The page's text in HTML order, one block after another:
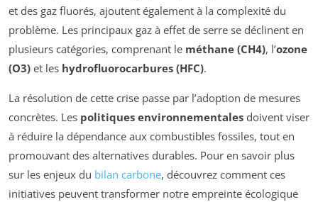
et des gaz fluorés, ajoutent également à la complexité du
problème. Les principaux gaz à effet de serre se déclinent en
plusieurs catégories, comprenant le méthane (CH4), l’ozone
(O3) et les hydrofluorocarbures (HFC).
La résolution de cette crise passe par l’adoption de mesures
concrètes. Les politiques environnementales doivent viser
à réduire la dépendance aux combustibles fossiles, tout en
promouvant des alternatives durables. Pour en savoir plus
sur les enjeux du bilan carbone, découvrez comment ces
initiatives peuvent transformer notre empreinte écologique